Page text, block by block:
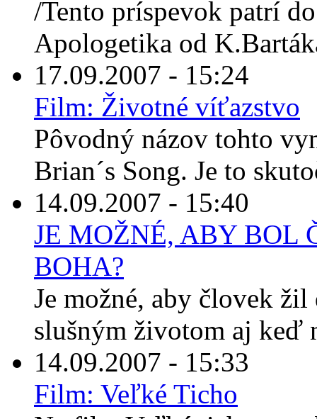
/Tento príspevok patrí
Apologetika od
17.09.2007 - 15:24
Film: Životné víťazstvo
Pôvodný názov tohto
Brian´s Song. Je to
14.09.2007 - 15:40
JE MOŽNÉ, ABY BOL
BOHA?
Je možné, aby človek
slušným životom aj keď
14.09.2007 - 15:33
Film: Veľké Ticho